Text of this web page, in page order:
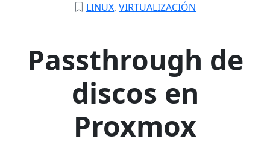
LINUX, VIRTUALIZACIÓN
Passthrough de
discos en
Proxmox